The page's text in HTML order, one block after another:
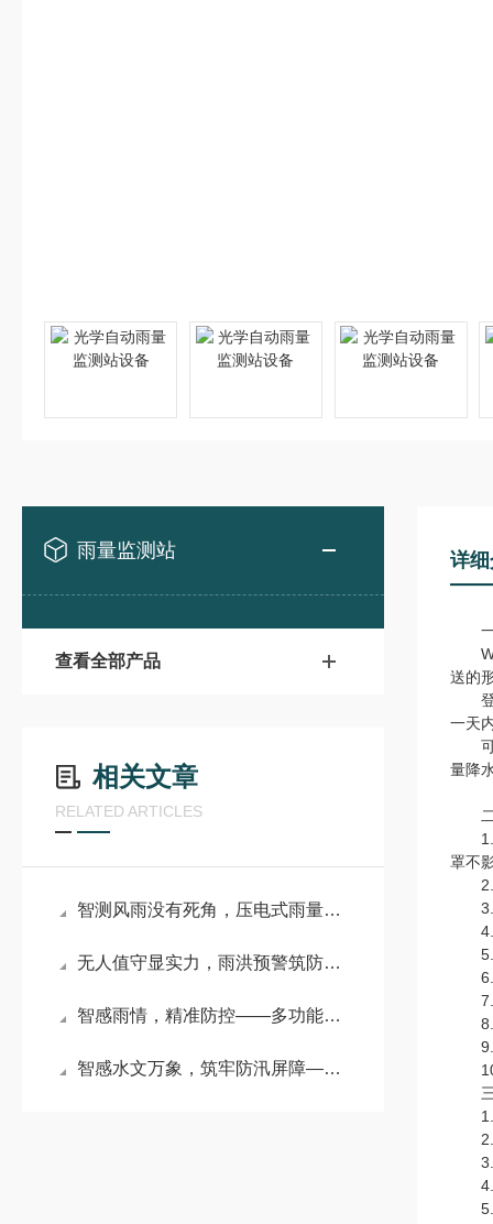
雨量监测站
查看全部产品
相关文章
RELATED ARTICLES
智测风雨没有死角，压电式雨量监测系统赋能智慧水务
无人值守显实力，雨洪预警筑防线——翻斗式雨量水位一体化监测站
智感雨情，精准防控——多功能自动化雨量监测站赋能水文智慧监测
智感水文万象，筑牢防汛屏障——物联网水位雨量监测站详解
详
一
送的
登
一天
可
量降
二
1.本
罩不
2.测
3.可
4.免
5.安
6.低
7.
8.太
9.短
三
1.
2.
3.
4.
5.